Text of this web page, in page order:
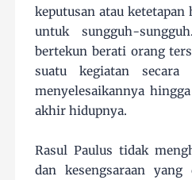
keputusan atau
untuk sungguh-
bertekun berati orang
suatu kegiatan
menyelesaikannya
akhir hidupnya.
Rasul Paulus tidak
dan kesengsaraan